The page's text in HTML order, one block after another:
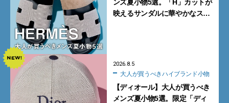
ンズ夏小物5選。「H」カットが
映えるサンダルに華やかなス
2026.8.5
大人が買うべきハイブランド小物
【ディオール】大人が買うべき
メンズ夏小物5選。限定「ディ